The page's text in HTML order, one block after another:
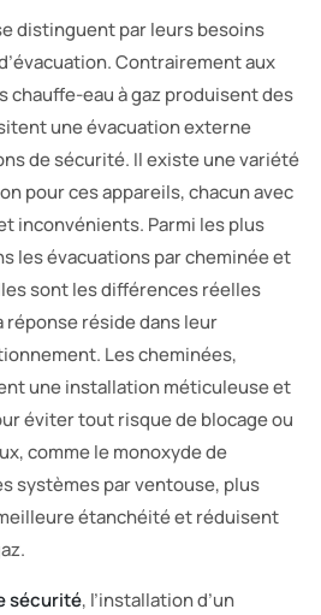
distinguent par leurs besoins
Contrairement aux
chauffe-eau à gaz produisent des
une évacuation externe
de sécurité. Il existe une variété
pour ces appareils, chacun avec
inconvénients. Parmi les plus
les évacuations par cheminée et
sont les différences réelles
réside dans leur
Les cheminées,
une installation méticuleuse et
éviter tout risque de blocage ou
comme le monoxyde de
systèmes par ventouse, plus
étanchéité et réduisent
sécurité, l’installation d’un